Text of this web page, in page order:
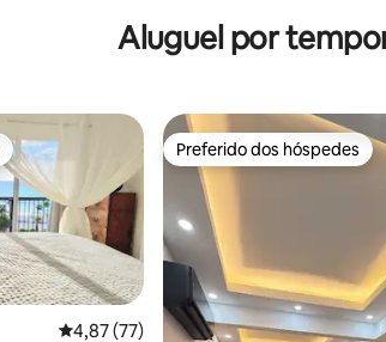
Aluguel por
4,87 de uma avaliação média de 5, 77
4,87 (77)
Preferido dos hóspedes
Preferido dos hóspedes